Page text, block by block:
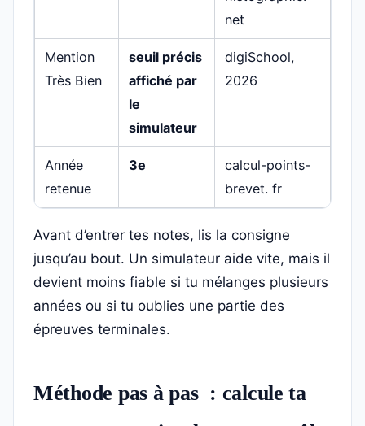
net
Mention
Très Bien
seuil précis
affiché par
le
simulateur
digiSchool,
2026
Année
retenue
3e
calcul-points-
brevet. fr
Avant d’entrer tes notes, lis la consigne
jusqu’au bout. Un simulateur aide vite, mais il
devient moins fiable si tu mélanges plusieurs
années ou si tu oublies une partie des
épreuves terminales.
Méthode pas à pas : calcule ta